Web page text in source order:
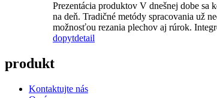
Prezentácia produktov V dnešnej dobe
na deň. Tradičné metódy spracovania už
možnosťou rezania plechov aj rúrok.
dopytdetail
produkt
Kontaktujte nás